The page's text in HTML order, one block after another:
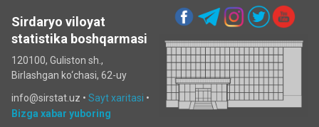
Sirdaryo viloyat
statistika boshqarmasi
120100, Guliston sh.,
Birlashgan ko‘chаsi, 62-uy
info@sirstat.uz • Sayt xaritasi •
Bizga xabar yuboring